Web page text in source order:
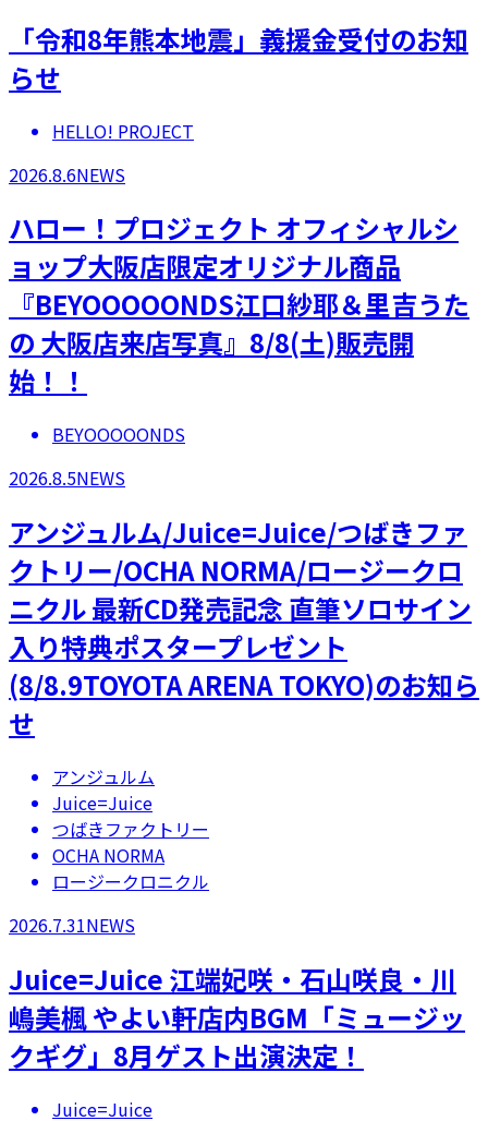
「令和8年熊本地震」義援金受付のお知
らせ
HELLO! PROJECT
2026.8.6NEWS
ハロー！プロジェクト オフィシャルシ
ョップ大阪店限定オリジナル商品
『BEYOOOOONDS江口紗耶＆里吉うた
の 大阪店来店写真』8/8(土)販売開
始！！
BEYOOOOONDS
2026.8.5NEWS
アンジュルム/Juice=Juice/つばきファ
クトリー/OCHA NORMA/ロージークロ
ニクル 最新CD発売記念 直筆ソロサイン
入り特典ポスタープレゼント
(8/8.9TOYOTA ARENA TOKYO)のお知ら
せ
アンジュルム
Juice=Juice
つばきファクトリー
OCHA NORMA
ロージークロニクル
2026.7.31NEWS
Juice=Juice 江端妃咲・石山咲良・川
嶋美楓 やよい軒店内BGM「ミュージッ
クギグ」8月ゲスト出演決定！
Juice=Juice